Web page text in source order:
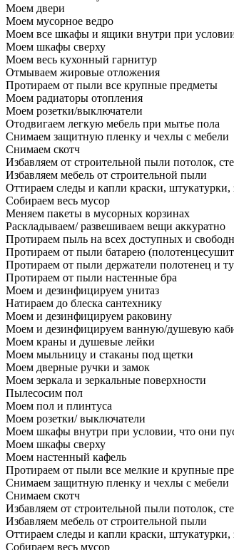
Моем двери
Моем мусорное ведро
Моем все шкафы и ящики внутри при
Моем шкафы сверху
Моем весь кухонный гарнитур
Отмываем жировые отложения
Протираем от пыли все крупные предметы
Моем радиаторы отопления
Моем розетки/выключатели
Отодвигаем легкую мебель при мытье пола
Снимаем защитную пленку и чехлы с мебели
Снимаем скотч
Избавляем от строительной пыли потолок,
Избавляем мебель от строительной пыли
Оттираем следы и капли краски, штукатурки,
Собираем весь мусор
Меняем пакеты в мусорных корзинах
Раскладываем/ развешиваем вещи аккуратно
Протираем пыль на всех доступных и
Протираем от пыли батарею
Протираем от пыли держатели полотенец и
Протираем от пыли настенные бра
Моем и дезинфицируем унитаз
Натираем до блеска сантехнику
Моем и дезинфицируем раковину
Моем и дезинфицируем ванную/душевую
Моем краны и душевые лейки
Моем мыльницу и стаканы под щетки
Моем дверные ручки и замок
Моем зеркала и зеркальные поверхности
Пылесосим пол
Моем пол и плинтуса
Моем розетки/ выключатели
Моем шкафы внутри при условии, что они
Моем шкафы сверху
Моем настенный кафель
Протираем от пыли все мелкие и крупные
Снимаем защитную пленку и чехлы с мебели
Снимаем скотч
Избавляем от строительной пыли потолок,
Избавляем мебель от строительной пыли
Оттираем следы и капли краски, штукатурки,
Собираем весь мусор